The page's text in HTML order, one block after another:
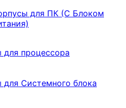
для ПК (С Блоком
для процессора
для Системного блока